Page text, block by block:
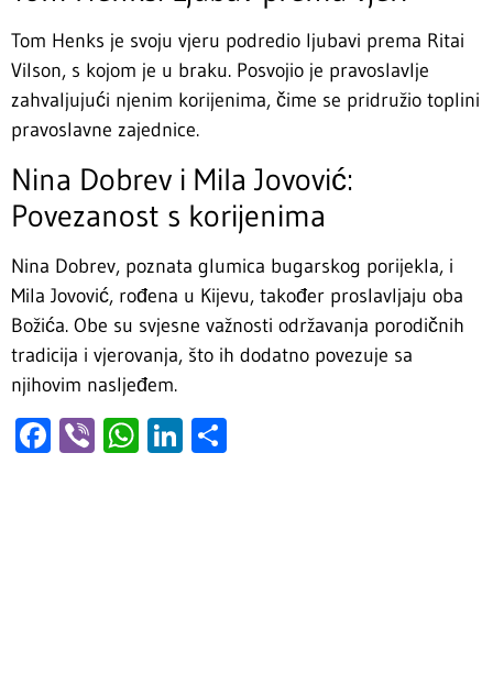
Tom Henks je svoju vjeru podredio ljubavi prema Ritai
Vilson, s kojom je u braku. Posvojio je pravoslavlje
zahvaljujući njenim korijenima, čime se pridružio toplini
pravoslavne zajednice.
Nina Dobrev i Mila Jovović:
Povezanost s korijenima
Nina Dobrev, poznata glumica bugarskog porijekla, i
Mila Jovović, rođena u Kijevu, također proslavljaju oba
Božića. Obe su svjesne važnosti održavanja porodičnih
tradicija i vjerovanja, što ih dodatno povezuje sa
njihovim nasljeđem.
Facebook
ViberWhatsApp
LinkedIn